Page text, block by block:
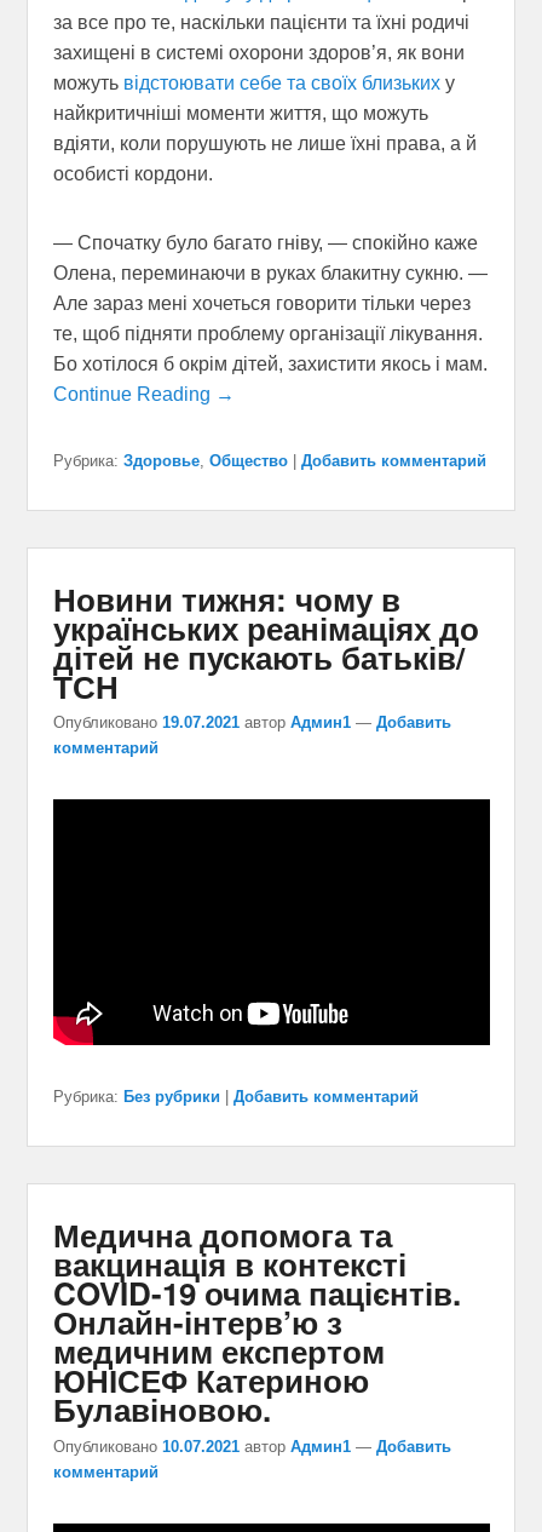
за все про те, наскільки пацієнти та їхні родичі
захищені в системі охорони здоров’я, як вони
можуть відстоювати себе та своїх близькиху
найкритичніші моменти життя, що можуть
вдіяти, коли порушують не лише їхні права, а й
особисті кордони.
— Спочатку було багато гніву, — спокійно каже
Олена, переминаючи в руках блакитну сукню. —
Але зараз мені хочеться говорити тільки через
те, щоб підняти проблему організації лікування.
Бо хотілося б окрім дітей, захистити якось і мам.
Continue Reading →
Рубрика: Здоровье, Общество | Добавить комментарий
Новини тижня: чому в
українських реанімаціях до
дітей не пускають батьків/
ТСН
Опубликовано 19.07.2021 автор Админ1 — Добавить
комментарий
Рубрика: Без рубрики Добавить комментарий
Медична допомога та
вакцинація в контексті
COVID-19 очима пацієнтів.
Онлайн-інтерв’ю з
медичним експертом
ЮНІСЕФ Катериною
Булавіновою.
Опубликовано 10.07.2021 автор Админ1 — Добавить
комментарий